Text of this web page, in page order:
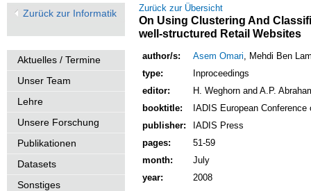
Zurück zur Informatik
Aktuelles / Termine
Unser Team
Lehre
Unsere Forschung
Publikationen
Datasets
Sonstiges
Zurück zur Übersicht
On Using Clustering And
well-structured Retail Websites
author/s: Asem Omari, Mehdi Ben
type:
Inproceedings
editor:
H. Weghorn and A.P.
booktitle:
IADIS European
publisher:
IADIS Press
pages:
51-59
month:
July
year:
2008